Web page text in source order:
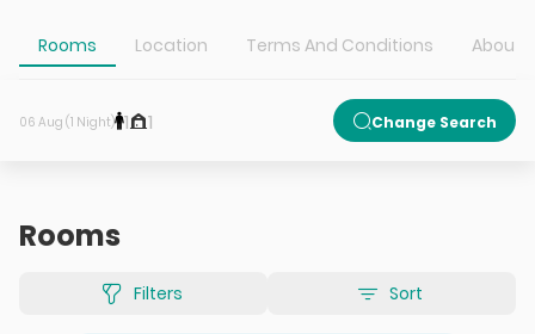
Rooms Location Terms And Conditions About
06 Aug (1 Night) 1 1 Change Search
Rooms
Filters Sort